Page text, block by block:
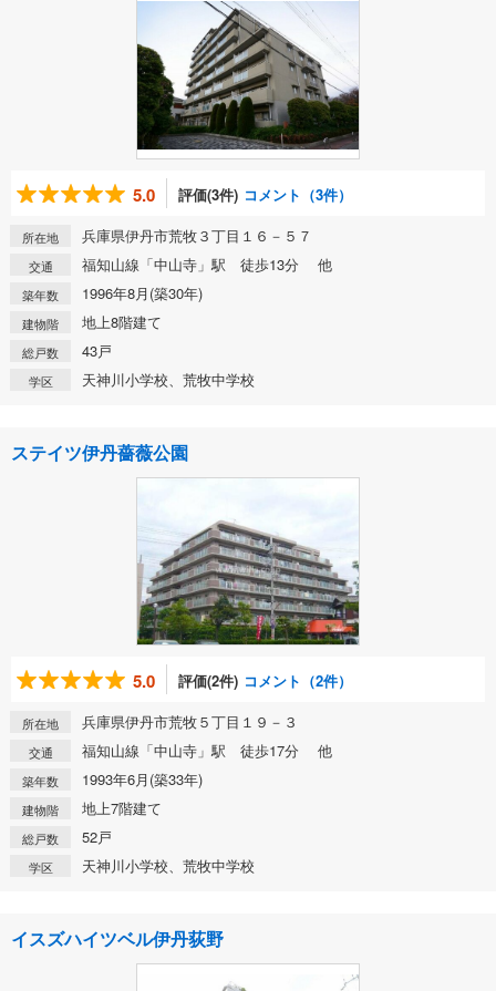
5.0 評価(3件) コメント（3件）
所在地 兵庫県伊丹市荒牧３丁目１６－５７
交通 福知山線「中山寺」駅 徒歩13分 他
築年数 1996年8月(築30年)
建物階 地上8階建て
総戸数 43戸
学区 天神川小学校、荒牧中学校
ステイツ伊丹薔薇公園
5.0 評価(2件) コメント（2件）
所在地 兵庫県伊丹市荒牧５丁目１９－３
交通 福知山線「中山寺」駅 徒歩17分 他
築年数 1993年6月(築33年)
建物階 地上7階建て
総戸数 52戸
学区 天神川小学校、荒牧中学校
イスズハイツベル伊丹荻野